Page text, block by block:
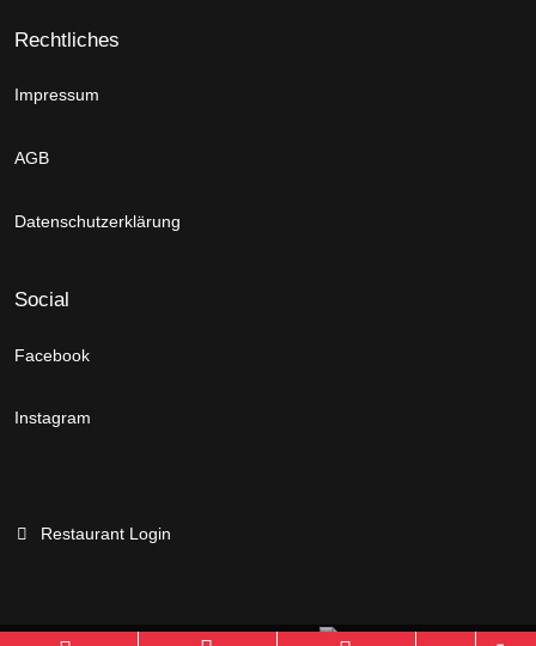
Rechtliches
Impressum
AGB
Datenschutzerklärung
Social
Facebook
Instagram
Restaurant Login
Branchenportal Software made in Germany